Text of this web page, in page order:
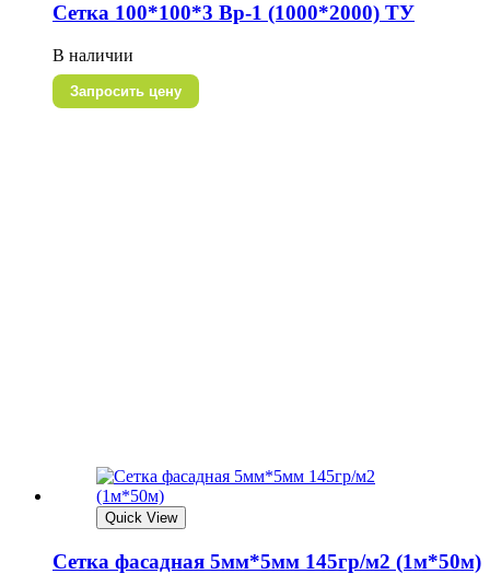
Сетка 100*100*3 Вр-1 (1000*2000) ТУ
В наличии
Запросить цену
Quick View
Сетка фасадная 5мм*5мм 145гр/м2 (1м*50м)